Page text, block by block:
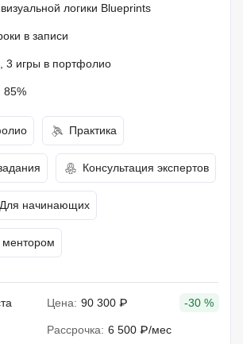
логики Blueprints
в записи
3 игры в портфолио
85%
Практика
Консультация экспертов
Для начинающих
Цена: 90 300 ₽ -30 %
Рассрочка: 6 500 ₽/мес